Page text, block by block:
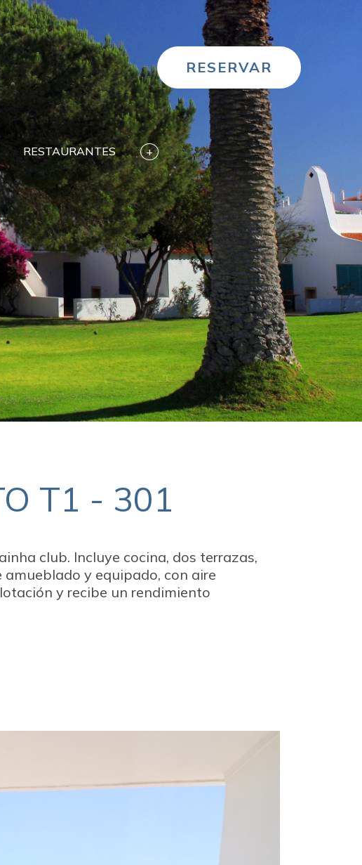
RESERVAR
RESTAURANTES +
T1 - 301
club. Incluye cocina, dos terrazas,
y equipado, con aire
y recibe un rendimiento